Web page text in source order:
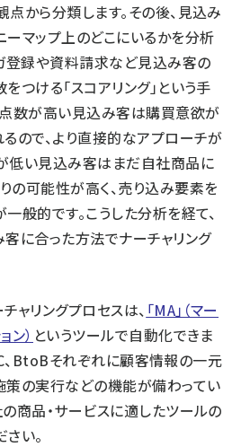
から分類します。その後、見込み
ーマップ上のどこにいるかを分析
ガ登録や資料請求など見込み客の
つける「スコアリング」という手
点数が高い見込み客は購買意欲が
ので、より直接的なアプローチが
低い見込み客はまだ自社商品に
の可能性が高く、売り込み要素を
般的です。こうした分析を経て、
に合った方法でナーチャリング
ャリングプロセスは、 「MA」（マー
ン） というツールで自動化できま
、BtoBそれぞれに顧客情報の一元
策の実行などの機能が備わってい
商品・サービスに適したツールの
い。